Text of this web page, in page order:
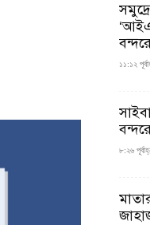
১১:১২
৮:২৬